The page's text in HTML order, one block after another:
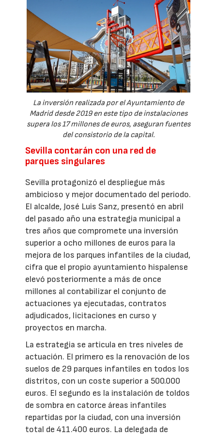
La inversión realizada por el Ayuntamiento de
Madrid desde 2019 en este tipo de instalaciones
supera los 17 millones de euros, aseguran fuentes
del consistorio de la capital.
Sevilla contarán con una red de
parques singulares
Sevilla protagonizó el despliegue más
ambicioso y mejor documentado del periodo.
El alcalde, José Luis Sanz, presentó en abril
del pasado año una estrategia municipal a
tres años que compromete una inversión
superior a ocho millones de euros para la
mejora de los parques infantiles de la ciudad,
cifra que el propio ayuntamiento hispalense
elevó posteriormente a más de once
millones al contabilizar el conjunto de
actuaciones ya ejecutadas, contratos
adjudicados, licitaciones en curso y
proyectos en marcha.
La estrategia se articula en tres niveles de
actuación. El primero es la renovación de los
suelos de 29 parques infantiles en todos los
distritos, con un coste superior a 500.000
euros. El segundo es la instalación de toldos
de sombra en catorce áreas infantiles
repartidas por la ciudad, con una inversión
total de 411.400 euros. La delegada de